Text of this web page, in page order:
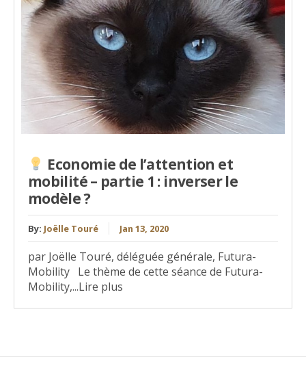
Economie de l’attention et
mobilité – partie 1 : inverser le
modèle ?
By: Joëlle Touré Jan 13, 2020
par Joëlle Touré, déléguée générale, Futura-
Mobility Le thème de cette séance de Futura-
Mobility,...Lire plus